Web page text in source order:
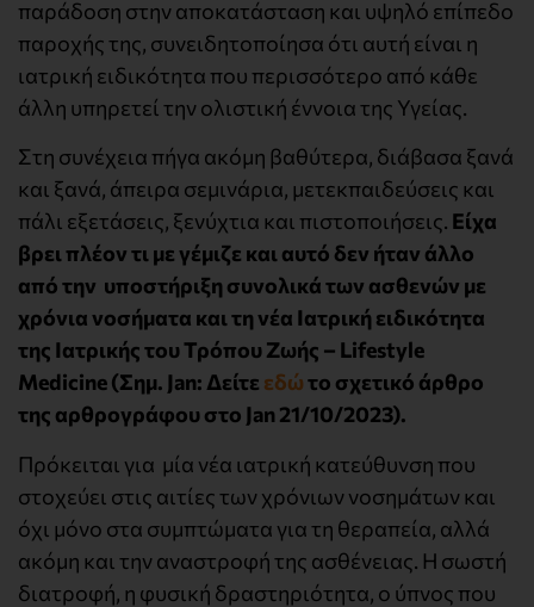
παράδοση στην αποκατάσταση και υψηλό επίπεδο
παροχής της, συνειδητοποίησα ότι αυτή είναι η
ιατρική ειδικότητα που περισσότερο από κάθε
άλλη υπηρετεί την ολιστική έννοια της Υγείας.
Στη συνέχεια πήγα ακόμη βαθύτερα, διάβασα ξανά
και ξανά, άπειρα σεμινάρια, μετεκπαιδεύσεις και
πάλι εξετάσεις, ξενύχτια και πιστοποιήσεις. Είχα
βρει πλέον τι με γέμιζε και αυτό δεν ήταν άλλο
από την υποστήριξη συνολικά των ασθενών με
χρόνια νοσήματα και τη νέα Ιατρική ειδικότητα
της Ιατρικής του Τρόπου Ζωής – Lifestyle
Medicine (Σημ. Jan: Δείτε εδώτο σχετικό άρθρο
της αρθρογράφου στο Jan 21/10/2023).
Πρόκειται για μία νέα ιατρική κατεύθυνση που
στοχεύει στις αιτίες των χρόνιων νοσημάτων και
όχι μόνο στα συμπτώματα για τη θεραπεία, αλλά
ακόμη και την αναστροφή της ασθένειας. Η σωστή
διατροφή, η φυσική δραστηριότητα, ο ύπνος που